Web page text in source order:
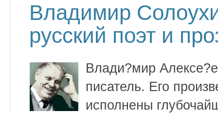
Владимир
русский поэт и
Влади?мир
писатель. Его
исполнены